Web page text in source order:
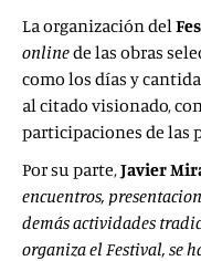
La organización del
onlinede las obras
como los días y
al citado visionado,
participaciones de las
Por su parte,Javier
encuentros,
demás actividades
organiza el Festival, se